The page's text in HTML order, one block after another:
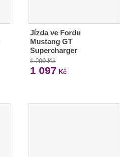
Jízda ve Fordu
Mustang GT
Supercharger
1 290 Kč
1 097 Kč